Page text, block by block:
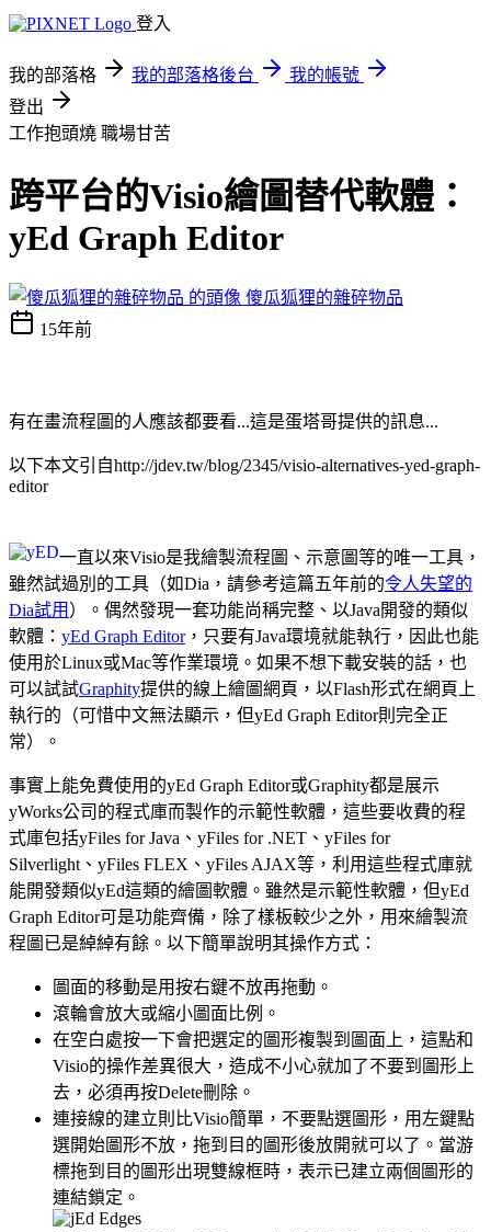
登入
我的部落格 我的部落格後台
我的帳號
登出
工作抱頭燒 職場甘苦
跨平台的Visio繪圖替代軟體：
yEd Graph Editor
傻瓜狐狸的雜碎物品
15年前
有在畫流程圖的人應該都要看...這是蛋塔哥提供的訊息...
以下本文引自http://jdev.tw/blog/2345/visio-alternatives-yed-graph-
editor
一直以來Visio是我繪製流程圖、示意圖等的唯一工具，
雖然試過別的工具（如Dia，請參考這篇五年前的令人失望的
Dia試用 ）。偶然發現一套功能尚稱完整、以Java開發的類似
軟體： yEd Graph Editor，只要有Java環境就能執行，因此也能
使用於Linux或Mac等作業環境。如果不想下載安裝的話，也
可以試試Graphity提供的線上繪圖網頁，以Flash形式在網頁上
執行的（可惜中文無法顯示，但yEd Graph Editor則完全正
常）。
事實上能免費使用的yEd Graph Editor或Graphity都是展示
yWorks公司的程式庫而製作的示範性軟體，這些要收費的程
式庫包括yFiles for Java、yFiles for .NET、yFiles for
Silverlight、yFiles FLEX、yFiles AJAX等，利用這些程式庫就
能開發類似yEd這類的繪圖軟體。雖然是示範性軟體，但yEd
Graph Editor可是功能齊備，除了樣板較少之外，用來繪製流
程圖已是綽綽有餘。以下簡單說明其操作方式：
圖面的移動是用按右鍵不放再拖動。
滾輪會放大或縮小圖面比例。
在空白處按一下會把選定的圖形複製到圖面上，這點和
Visio的操作差異很大，造成不小心就加了不要到圖形上
去，必須再按Delete刪除。
連接線的建立則比Visio簡單，不要點選圖形，用左鍵點
選開始圖形不放，拖到目的圖形後放開就可以了。當游
標拖到目的圖形出現雙線框時，表示已建立兩個圖形的
連結鎖定。